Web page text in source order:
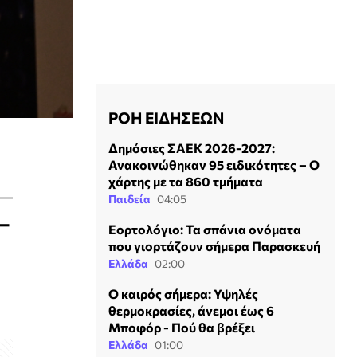
ΡΟΗ ΕΙΔΗΣΕΩΝ
Δημόσιες ΣΑΕΚ 2026-2027:
Ανακοινώθηκαν 95 ειδικότητες – Ο
χάρτης με τα 860 τμήματα
Παιδεία 04:05
Εορτολόγιο: Τα σπάνια ονόματα
που γιορτάζουν σήμερα Παρασκευή
Ελλάδα 02:00
Ο καιρός σήμερα: Υψηλές
θερμοκρασίες, άνεμοι έως 6
Μποφόρ - Πού θα βρέξει
Ελλάδα 01:00